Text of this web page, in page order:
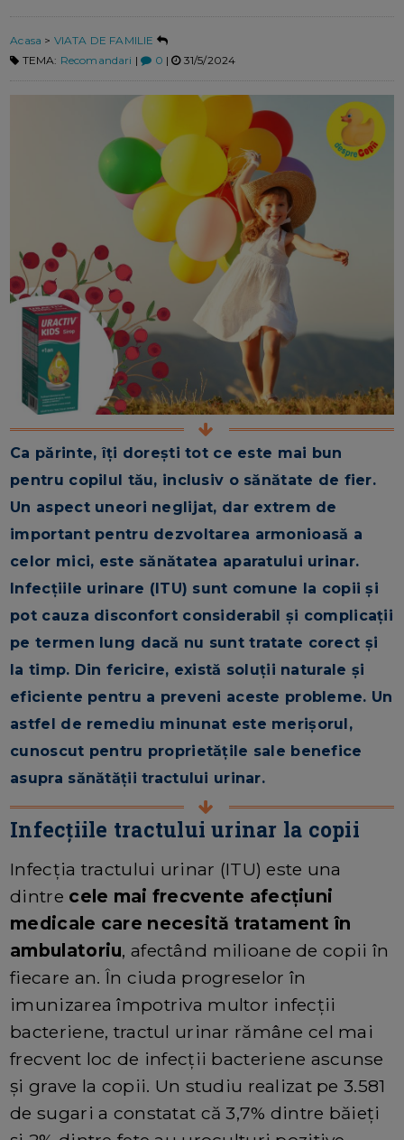
Acasa > VIATA DE FAMILIE
TEMA: Recomandari | 0 | 31/5/2024
Ca părinte, îți dorești tot ce este mai bun
pentru copilul tău, inclusiv o sănătate de fier.
Un aspect uneori neglijat, dar extrem de
important pentru dezvoltarea armonioasă a
celor mici, este sănătatea aparatului urinar.
Infecțiile urinare (ITU) sunt comune la copii și
pot cauza disconfort considerabil și complicații
pe termen lung dacă nu sunt tratate corect și
la timp. Din fericire, există soluții naturale și
eficiente pentru a preveni aceste probleme. Un
astfel de remediu minunat este merișorul,
cunoscut pentru proprietățile sale benefice
asupra sănătății tractului urinar.
Infecțiile tractului urinar la copii
Infecția tractului urinar (ITU) este una
dintre cele mai frecvente afecțiuni
medicale care necesită tratament în
ambulatoriu, afectând milioane de copii în
fiecare an. În ciuda progreselor în
imunizarea împotriva multor infecții
bacteriene, tractul urinar rămâne cel mai
frecvent loc de infecții bacteriene ascunse
și grave la copii. Un studiu realizat pe 3.581
de sugari a constatat că 3,7% dintre băieți